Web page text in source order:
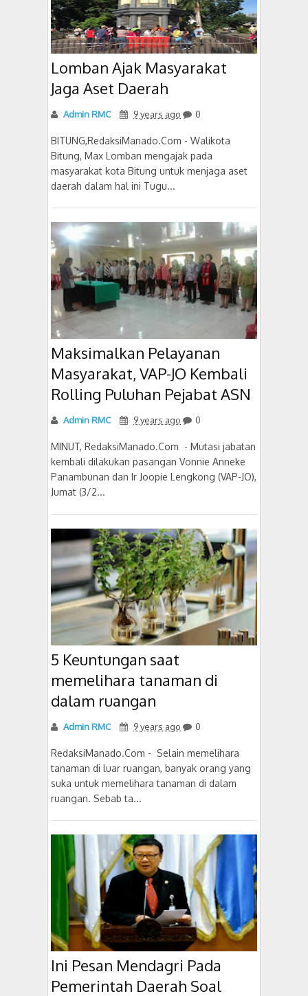
Lomban Ajak Masyarakat
Jaga Aset Daerah
Admin RMC 9 years ago 0
BITUNG,RedaksiManado.Com - Walikota
Bitung, Max Lomban mengajak pada
masyarakat kota Bitung untuk menjaga aset
daerah dalam hal ini Tugu...
Maksimalkan Pelayanan
Masyarakat, VAP-JO Kembali
Rolling Puluhan Pejabat ASN
Admin RMC 9 years ago 0
MINUT, RedaksiManado.Com - Mutasi jabatan
kembali dilakukan pasangan Vonnie Anneke
Panambunan dan Ir Joopie Lengkong (VAP-JO),
Jumat (3/2...
5 Keuntungan saat
memelihara tanaman di
dalam ruangan
Admin RMC 9 years ago 0
RedaksiManado.Com - Selain memelihara
tanaman di luar ruangan, banyak orang yang
suka untuk memelihara tanaman di dalam
ruangan. Sebab ta...
Ini Pesan Mendagri Pada
Pemerintah Daerah Soal